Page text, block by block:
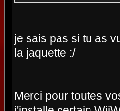
je sais pas si tu as
la jaquette :/
Merci pour toutes